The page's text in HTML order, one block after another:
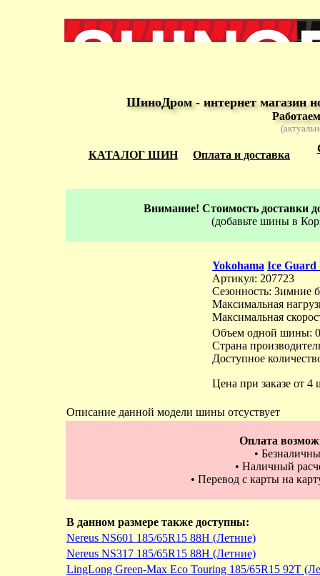
ШиноДром - интернет магазин
КАТАЛОГ ШИН Оплата и доставка
Внимание! Стоимость доставки
(добавьте шины в
Yokohama Ice Guard
Артикул: 207723
Сезонность: Зимние
Максимальная
Максимальная
Объем одной шины:
Страна
Доступное
Цена при заказе от 4
Описание данной модели шины отсуствует
Оплата
•
• Наличный
• Перевод с карты на
В данном размере также доступны:
Nereus NS601 185/65R15 88H (Летние)
Nereus NS317 185/65R15 88H (Летние)
LingLong Green-Max Eco Touring 185/65R15 92T